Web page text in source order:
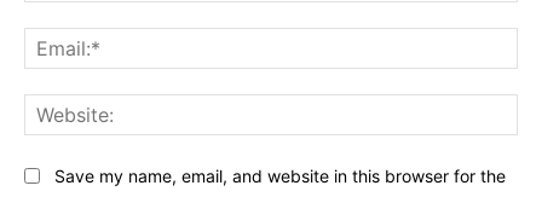
Save my name, email, and website in this browser for the